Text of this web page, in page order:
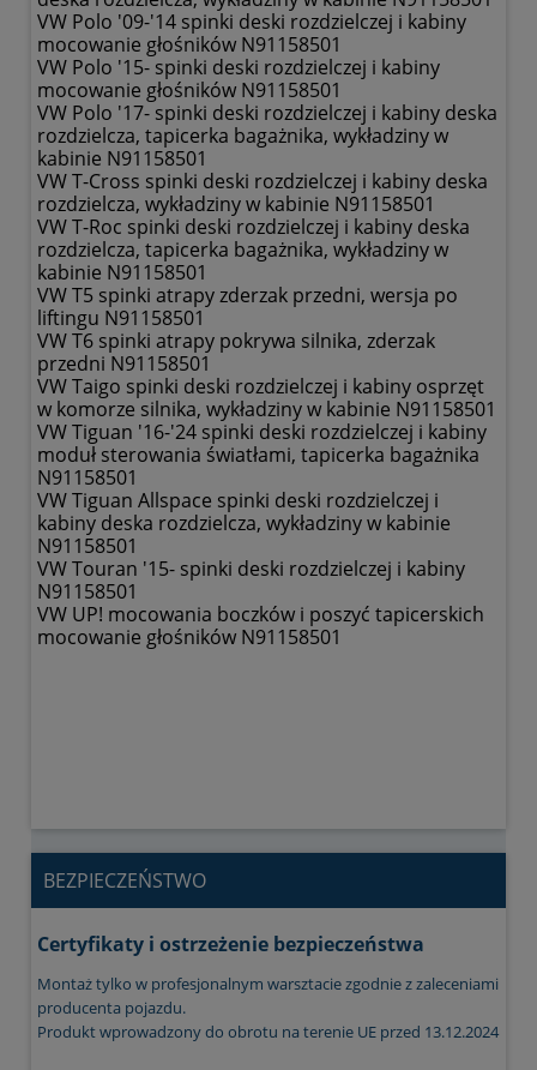
VW Polo '09-'14 spinki deski rozdzielczej i kabiny
mocowanie głośników N91158501
VW Polo '15- spinki deski rozdzielczej i kabiny
mocowanie głośników N91158501
VW Polo '17- spinki deski rozdzielczej i kabiny deska
rozdzielcza, tapicerka bagażnika, wykładziny w
kabinie N91158501
VW T-Cross spinki deski rozdzielczej i kabiny deska
rozdzielcza, wykładziny w kabinie N91158501
VW T-Roc spinki deski rozdzielczej i kabiny deska
rozdzielcza, tapicerka bagażnika, wykładziny w
kabinie N91158501
VW T5 spinki atrapy zderzak przedni, wersja po
liftingu N91158501
VW T6 spinki atrapy pokrywa silnika, zderzak
przedni N91158501
VW Taigo spinki deski rozdzielczej i kabiny osprzęt
w komorze silnika, wykładziny w kabinie N91158501
VW Tiguan '16-'24 spinki deski rozdzielczej i kabiny
moduł sterowania światłami, tapicerka bagażnika
N91158501
VW Tiguan Allspace spinki deski rozdzielczej i
kabiny deska rozdzielcza, wykładziny w kabinie
N91158501
VW Touran '15- spinki deski rozdzielczej i kabiny
N91158501
VW UP! mocowania boczków i poszyć tapicerskich
mocowanie głośników N91158501
BEZPIECZEŃSTWO
Certyfikaty i ostrzeżenie bezpieczeństwa
Montaż tylko w profesjonalnym warsztacie zgodnie z zaleceniami
producenta pojazdu.
Produkt wprowadzony do obrotu na terenie UE przed 13.12.2024